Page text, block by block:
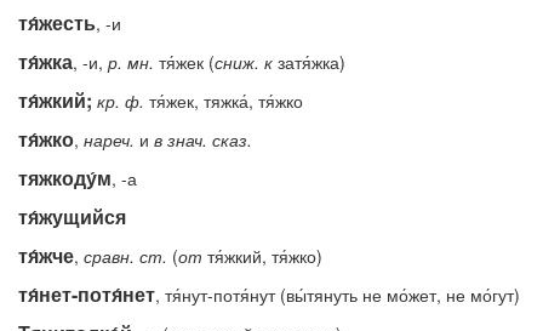
тя́жесть, -и
тя́жка, -и, р. мн. тя́жек (сниж. к затя́жка)
тя́жкий; кр. ф. тя́жек, тяжка́, тя́жко
тя́жко, нареч. и в знач. сказ.
тяжкоду́м, -а
тя́жущийся
тя́жче, сравн. ст. (от тя́жкий, тя́жко)
тя́нет-потя́нет, тя́нут-потя́нут (вы́тянуть не мо́жет, не мо́гут)